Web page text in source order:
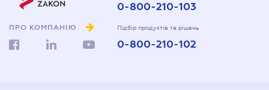
ПРО КОМПАНІЮ
0-800-210-103
Підбір продуктів та рішень
0-800-210-102